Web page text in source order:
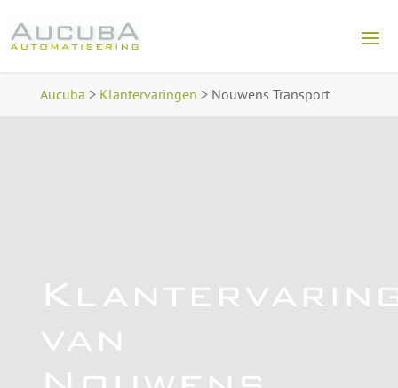
Aucuba > Klantervaringen > Nouwens Transport
van